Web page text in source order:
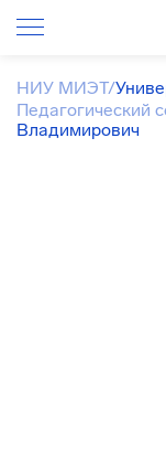
НИУ МИЭТ/
Педагогический
Владимирович